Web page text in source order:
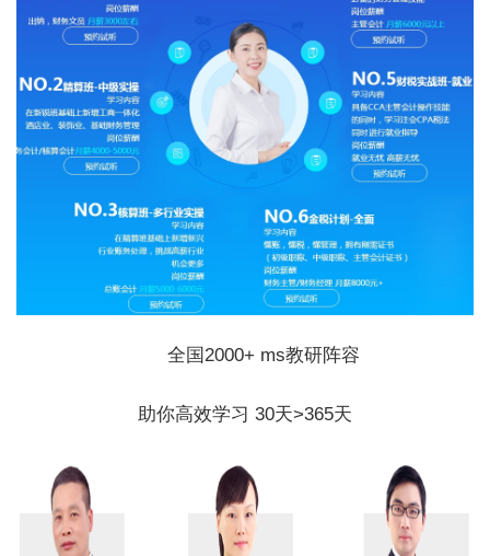
全国2000+ ms教研阵容
助你高效学习 30天>365天